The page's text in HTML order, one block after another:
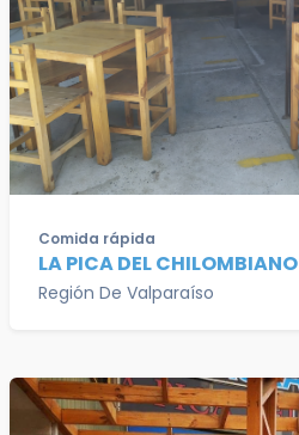
Comida rápida
LA PICA DEL CHILOMBIANO
Región De Valparaíso